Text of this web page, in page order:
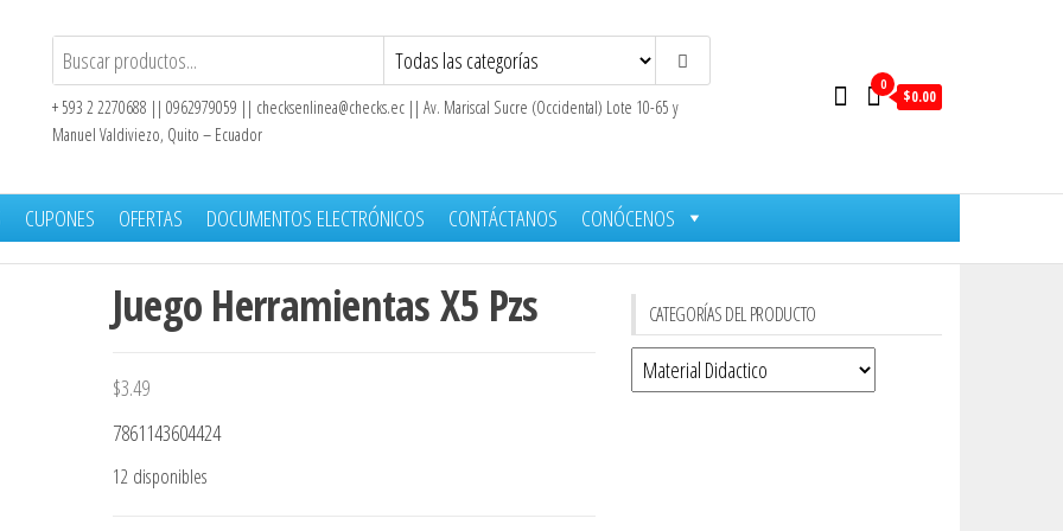
+ 593 2 2270688 || 0962979059 || checksenlinea@checks.ec || Av. Mariscal Sucre (Occidental) Lote 10-65 y
Manuel Valdiviezo, Quito – Ecuador
0
$0.00
CUPONES OFERTAS DOCUMENTOS ELECTRÓNICOS CONTÁCTANOS CONÓCENOS
Juego Herramientas X5 Pzs
$3.49
7861143604424
12 disponibles
CATEGORÍAS DEL PRODUCTO